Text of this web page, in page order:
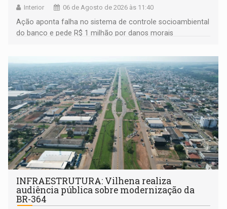
Interior 06 de Agosto de 2026 às 11:40
Ação aponta falha no sistema de controle socioambiental
do banco e pede R$ 1 milhão por danos morais
INFRAESTRUTURA: Vilhena realiza
audiência pública sobre modernização da
BR-364